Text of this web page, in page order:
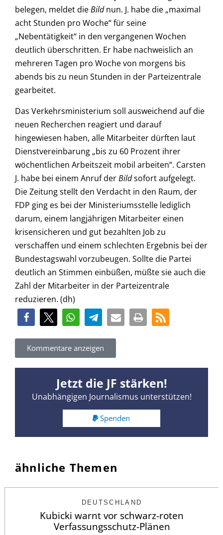
belegen, meldet dieBildnun. J. habe die „maximal
acht Stunden pro Woche“ für seine
„Nebentätigkeit“ in den vergangenen Wochen
deutlich überschritten. Er habe nachweislich an
mehreren Tagen pro Woche von morgens bis
abends bis zu neun Stunden in der Parteizentrale
gearbeitet.
Das Verkehrsministerium soll ausweichend auf die
neuen Recherchen reagiert und darauf
hingewiesen haben, alle Mitarbeiter dürften laut
Dienstvereinbarung „bis zu 60 Prozent ihrer
wöchentlichen Arbeitszeit mobil arbeiten“. Carsten
J. habe bei einem Anruf derBildsofort aufgelegt.
Die Zeitung stellt den Verdacht in den Raum, der
FDP ging es bei der Ministeriumsstelle lediglich
darum, einem langjährigen Mitarbeiter einen
krisensicheren und gut bezahlten Job zu
verschaffen und einem schlechten Ergebnis bei der
Bundestagswahl vorzubeugen. Sollte die Partei
deutlich an Stimmen einbüßen, müßte sie auch die
Zahl der Mitarbeiter in der Parteizentrale
reduzieren. (dh)
Kommentare anzeigen
Jetzt die JF stärken!
Unabhängigen Journalismus unterstützen!
Spenden
ähnliche Themen
DEUTSCHLAND
Kubicki warnt vor schwarz-roten
Verfassungsschutz-Plänen